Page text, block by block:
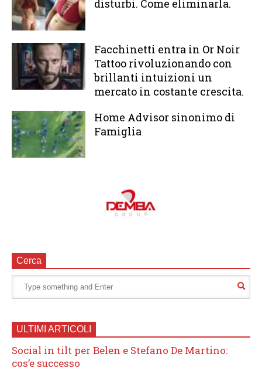
disturbi. Come eliminarla.
Facchinetti entra in Or Noir
Tattoo rivoluzionando con
brillanti intuizioni un
mercato in costante crescita.
Home Advisor sinonimo di
Famiglia
Cerca
ULTIMI ARTICOLI
Social in tilt per Belen e Stefano De Martino:
cos’e successo